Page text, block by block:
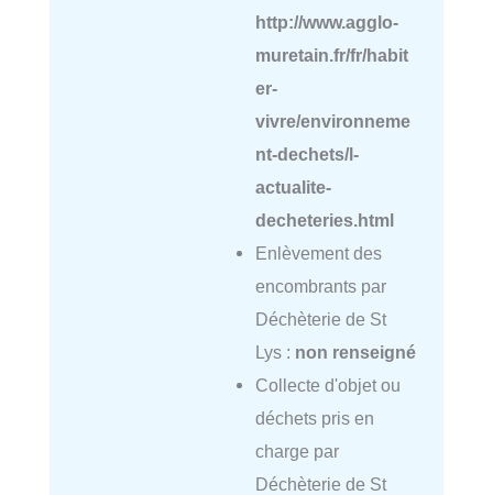
http://www.agglo-
muretain.fr/fr/habit
er-
vivre/environneme
nt-dechets/l-
actualite-
decheteries.html
Enlèvement des
encombrants par
Déchèterie de St
Lys : non renseigné
Collecte d'objet ou
déchets pris en
charge par
Déchèterie de St